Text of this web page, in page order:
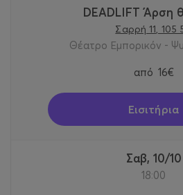
DEADLIFT Άρση
Σαρρή 11, 105
Θέατρο Εμπορικόν -
από 16€
Εισιτήρια
Σαβ, 10/10
18:00